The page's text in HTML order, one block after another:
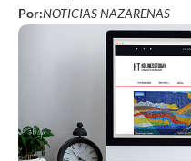
Por:NOTICIAS NAZARENAS